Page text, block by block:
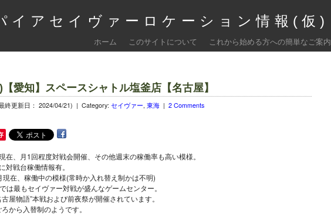
イアセイヴァーロケーション情報(仮)
ホーム このサイトについて これから始める方への簡単なご案内
愛知】スペースシャトル塩釜店【名古屋】
終更新日： 2024/04/21) | Category: セイヴァー, 東海 | 2 Comments
在、月1回程度対戦会開催、その他週末の稼働率も高い模様。
対戦台稼働情報有。
在、稼働中の模様(常時か入れ替え制かは不明)
は最もセイヴァー対戦が盛んなゲームセンター。
屋物語”本戦および前夜祭が開催されています。
から入替制のようです。